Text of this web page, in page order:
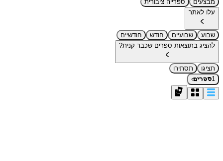
מבצעים
ספרייה ציבורית
עלו לאתר
שבוע שבועיים חודש
חודשיים
להציג בתוצאות ספרים שכבר קנית?
תציגו
תסתירו
1ספרים›